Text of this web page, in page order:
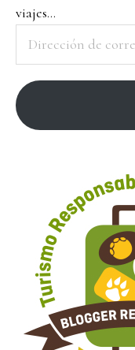
viajes...
correo
electrónico